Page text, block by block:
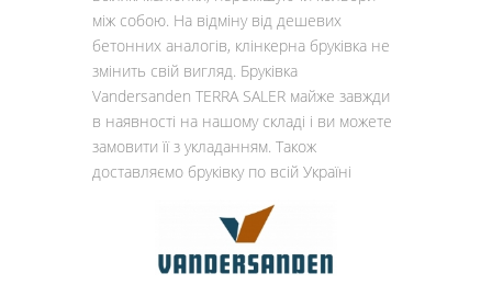
між собою. На відміну від дешевих
бетонних аналогів, клінкерна бруківка не
змінить свій вигляд. Бруківка
Vandersanden TERRA SALER майже завжди
в наявності на нашому складі і ви можете
замовити її з укладанням. Також
доставляємо бруківку по всій Україні